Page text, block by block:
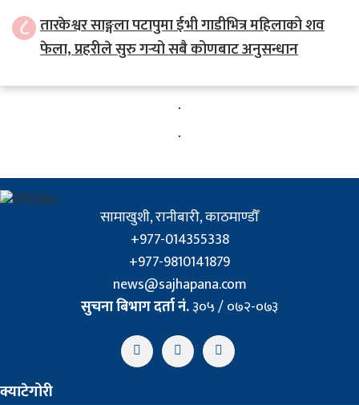
८ तारकेश्वर साङ्गला पटापुमा ईभी गाडीभित्र महिलाको शव
फेला, प्रहरीले सुरु गर्‍यो सबै कोणबाट अनुसन्धान
सामाखुशी, रानीबारी, काठमाण्डौँ
+977-014355338
+977-9810141879
news@sajhapana.com
सुचना बिभाग दर्ता नं.३०५ / ०७२-०७३
क्याटेगोरी